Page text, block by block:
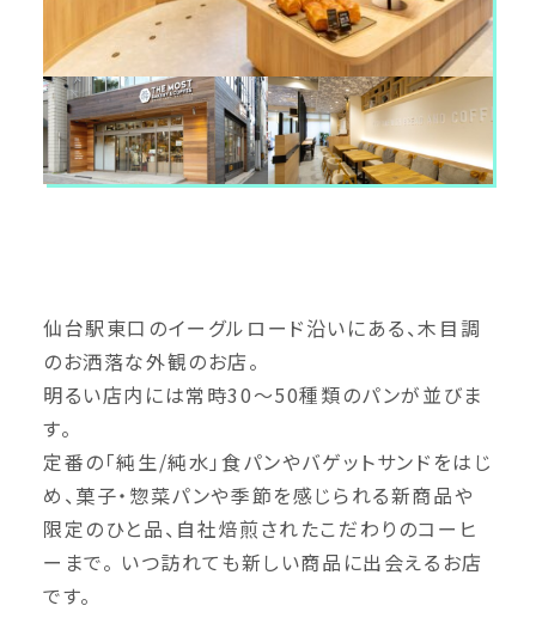
仙台駅東口のイーグルロード沿いにある、木目調
のお洒落な外観のお店。
明るい店内には常時30〜50種類のパンが並びま
す。
定番の「純生/純水」食パンやバゲットサンドをはじ
め、菓子・惣菜パンや季節を感じられる新商品や
限定のひと品、自社焙煎されたこだわりのコーヒ
ーまで。 いつ訪れても新しい商品に出会えるお店
です。